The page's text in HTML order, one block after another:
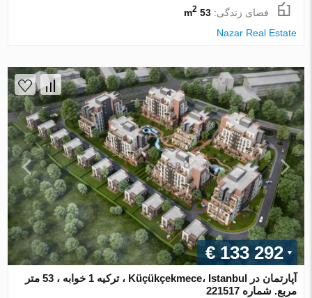
فضای زندگی:53 m
2
Nazar Real Estate
€ 133 292
آپارتمان در Küçükçekmece، Istanbul ، ترکیه 1 خوابه ، 53 متر
مربع. شماره 221517